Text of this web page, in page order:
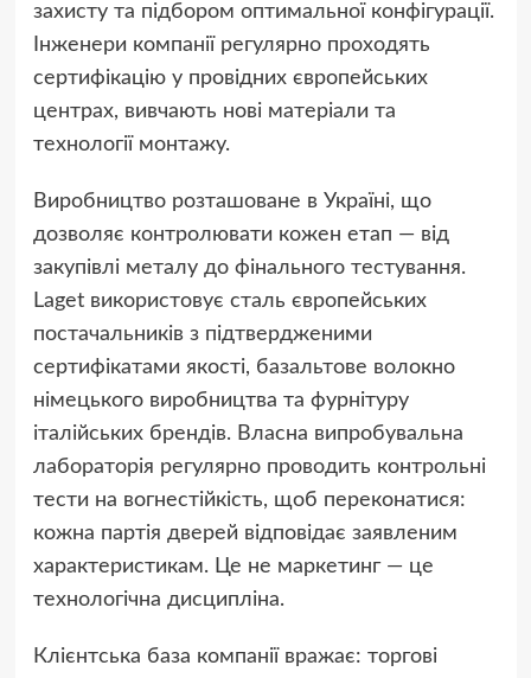
захисту та підбором оптимальної конфігурації.
Інженери компанії регулярно проходять
сертифікацію у провідних європейських
центрах, вивчають нові матеріали та
технології монтажу.
Виробництво розташоване в Україні, що
дозволяє контролювати кожен етап — від
закупівлі металу до фінального тестування.
Laget використовує сталь європейських
постачальників з підтвердженими
сертифікатами якості, базальтове волокно
німецького виробництва та фурнітуру
італійських брендів. Власна випробувальна
лабораторія регулярно проводить контрольні
тести на вогнестійкість, щоб переконатися:
кожна партія дверей відповідає заявленим
характеристикам. Це не маркетинг — це
технологічна дисципліна.
Клієнтська база компанії вражає: торгові